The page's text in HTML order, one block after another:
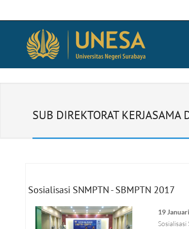
SUB DIREKTORAT
Sosialisasi SNMPTN - SBMPTN 2017
19